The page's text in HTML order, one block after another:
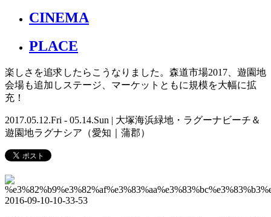
CINEMA
PLACE
楽しさを追求したらこうなりました。森道市場2017、遊園地
会場も追加しステージ、マーケットともに規模を大幅に拡
充！
2017.05.12.Fri - 05.14.Sun | 大塚海浜緑地・ラグーナビーチ＆
遊園地ラグナシア（愛知｜蒲郡）